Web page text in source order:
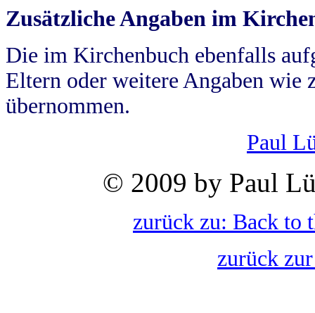
Zusätzliche Angaben im
Die im Kirchenbuch ebenfalls
Eltern oder weitere Angaben wie
übernommen.
Paul
© 2009 by Paul
zurück zu: Back to
zurück